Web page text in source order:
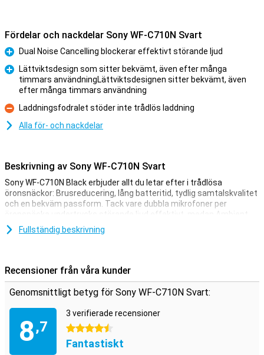
Fördelar och nackdelar Sony WF-C710N Svart
Fördelar
Dual Noise Cancelling blockerar effektivt störande ljud
Fördelar
Lättviktsdesign som sitter bekvämt, även efter många
timmars användningLättviktsdesignen sitter bekvämt, även
efter många timmars användning
Nackdelar
Laddningsfodralet stöder inte trådlös laddning
Alla för- och nackdelar
Beskrivning av Sony WF-C710N Svart
Sony WF-C710N Black erbjuder allt du letar efter i trådlösa
öronsnäckor: Brusreducering, lång batteritid, tydlig samtalskvalitet
och en bekväm passform. Tack vare dubbla mikrofoner per
öronsnäcka undertrycks störande ljud effektivt, medan Ambient
Sound-läget håller dig medveten om din omgivning när det behövs.
Batteriet räcker i upp till 30 timmar med Noise Cancelling aktiverat
öronsnäckorna som gör ditt liv enklare och roligare.
Smarta och bekväma
Sony har utformat WF-C710N speciellt för daglig användning. Tack
vare en lätt och ergonomisk design är öronsnäckorna bekväma
även under långa lyssningssessioner. De är vattentäta (IPX4), så
regn eller svett är inga problem. Också bekvämt: Multipoint
Connect gör att du kan ansluta dem till två enheter samtidigt, t.ex.
Fullständig beskrivning
Recensioner från våra kunder
Genomsnittligt betyg för Sony WF-C710N Svart:
8,7
3 verifierade recensioner
4.5 stjärnor
Fantastiskt